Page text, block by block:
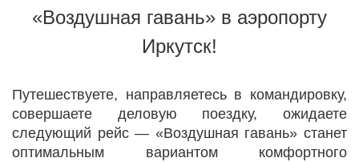
«Воздушная гавань» в аэропорту
Иркутск!
Путешествуете, направляетесь в командировку,
совершаете деловую поездку, ожидаете
следующий рейс — «Воздушная гавань» станет
оптимальным вариантом комфортного